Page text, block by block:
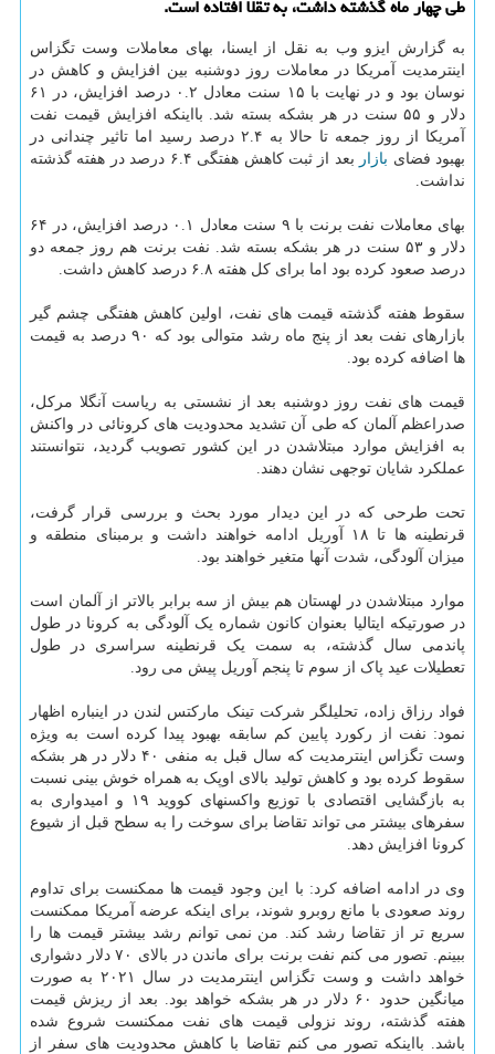
طی چهار ماه گذشته داشت، به تقلا افتاده است.
به گزارش ایزو وب به نقل از ایسنا، بهای معاملات وست تگزاس
اینترمدیت آمریکا در معاملات روز دوشنبه بین افزایش و کاهش در
نوسان بود و در نهایت با ۱۵ سنت معادل ۰.۲ درصد افزایش، در ۶۱
دلار و ۵۵ سنت در هر بشکه بسته شد. بااینکه افزایش قیمت نفت
آمریکا از روز جمعه تا حالا به ۲.۴ درصد رسید اما تاثیر چندانی در
بهبود فضای بازار
بعد از ثبت کاهش هفتگی ۶.۴ درصد در هفته گذشته
نداشت.
بهای معاملات نفت برنت با ۹ سنت معادل ۰.۱ درصد افزایش، در ۶۴
دلار و ۵۳ سنت در هر بشکه بسته شد. نفت برنت هم روز جمعه دو
درصد صعود کرده بود اما برای کل هفته ۶.۸ درصد کاهش داشت.
سقوط هفته گذشته قیمت های نفت، اولین کاهش هفتگی چشم گیر
بازارهای نفت بعد از پنج ماه رشد متوالی بود که ۹۰ درصد به قیمت
ها اضافه کرده بود.
قیمت های نفت روز دوشنبه بعد از نشستی به ریاست آنگلا مرکل،
صدراعظم آلمان که طی آن تشدید محدودیت های کرونائی در واکنش
به افزایش موارد مبتلاشدن در این کشور تصویب گردید، نتوانستند
عملکرد شایان توجهی نشان دهند.
تحت طرحی که در این دیدار مورد بحث و بررسی قرار گرفت،
قرنطینه ها تا ۱۸ آوریل ادامه خواهند داشت و برمبنای منطقه و
میزان آلودگی، شدت آنها متغیر خواهند بود.
موارد مبتلاشدن در لهستان هم بیش از سه برابر بالاتر از آلمان است
در صورتیکه ایتالیا بعنوان کانون شماره یک آلودگی به کرونا در طول
پاندمی سال گذشته، به سمت یک قرنطینه سراسری در طول
تعطیلات عید پاک از سوم تا پنجم آوریل پیش می رود.
فواد رزاق زاده، تحلیلگر شرکت تینک مارکتس لندن در اینباره اظهار
نمود: نفت از رکورد پایین کم سابقه بهبود پیدا کرده است به ویژه
وست تگزاس اینترمدیت که سال قبل به منفی ۴۰ دلار در هر بشکه
سقوط کرده بود و کاهش تولید بالای اوپک به همراه خوش بینی نسبت
به بازگشایی اقتصادی با توزیع واکسنهای کووید ۱۹ و امیدواری به
سفرهای بیشتر می تواند تقاضا برای سوخت را به سطح قبل از شیوع
کرونا افزایش دهد.
وی در ادامه اضافه کرد: با این وجود قیمت ها ممکنست برای تداوم
روند صعودی با مانع روبرو شوند، برای اینکه عرضه آمریکا ممکنست
سریع تر از تقاضا رشد کند. من نمی توانم رشد بیشتر قیمت ها را
ببینم. تصور می کنم نفت برنت برای ماندن در بالای ۷۰ دلار دشواری
خواهد داشت و وست تگزاس اینترمدیت در سال ۲۰۲۱ به صورت
میانگین حدود ۶۰ دلار در هر بشکه خواهد بود. بعد از ریزش قیمت
هفته گذشته، روند نزولی قیمت های نفت ممکنست شروع شده
باشد. بااینکه تصور می کنم تقاضا با کاهش محدودیت های سفر از